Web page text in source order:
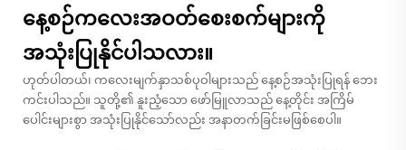
နေ့စဉ်ကလေးအဝတ်စေးစက်များကို
အသုံးပြုနိုင်ပါသလား။
ဟုတ်ပါတယ်၊ ကလေးမျက်နှာသစ်ပုဝါများသည် နေ့စဉ်အသုံးပြုရန် ဘေး
ကင်းပါသည်။ သူတို့၏ နူးညံ့သော ဖော်မြူလာသည် နေ့တိုင်း အကြိမ်
ပေါင်းများစွာ အသုံးပြုနိုင်သော်လည်း အနာတက်ခြင်းမဖြစ်စေပါ။